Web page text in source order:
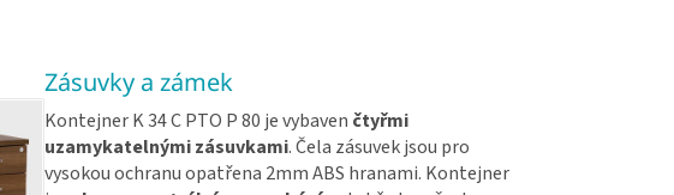
Zásuvky a zámek
Kontejner K 34 C PTO P 80 je vybaven čtyřmi
uzamykatelnými zásuvkami. Čela zásuvek jsou pro
vysokou ochranu opatřena 2mm ABS hranami. Kontejner